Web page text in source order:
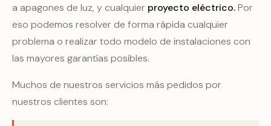
a apagones de luz, y cualquier proyecto eléctrico.Por
eso podemos resolver de forma rápida cualquier
problema o realizar todo modelo de instalaciones con
las mayores garantías posibles.
Muchos de nuestros servicios más pedidos por
nuestros clientes son: